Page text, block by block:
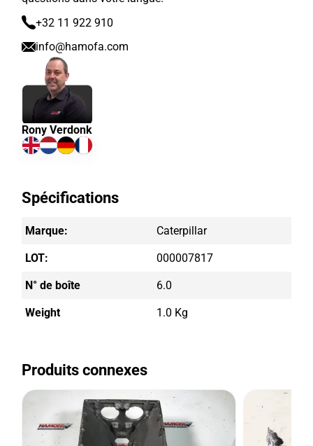
+32 11 922 910
info@hamofa.com
Rony Verdonk
Spécifications
Marque: Caterpillar
LOT: 000007817
N° de boîte 6.0
Weight 1.0 Kg
Produits connexes